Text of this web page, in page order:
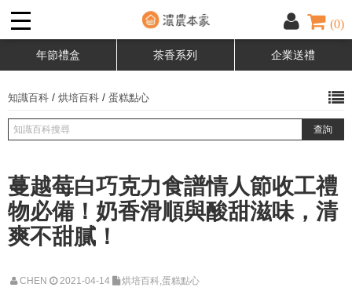
(0)
年節禮盒 茶香系列 企業送禮
知識百科 / 烘培百科 / 蛋糕點心
蔓越莓白巧克力食譜情人節收工禮
物必備！奶香滑順與酸甜滋味，清
爽不甜膩！
CHEN 2021-04-14 烘培百科,蛋糕點心